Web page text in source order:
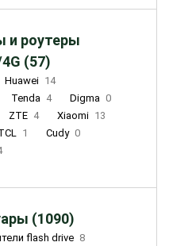
роутеры
(57)
Huawei 14
Tenda 4 Digma 0
ZTE 4 Xiaomi 13
1 Cudy 0
(1090)
flash drive 8